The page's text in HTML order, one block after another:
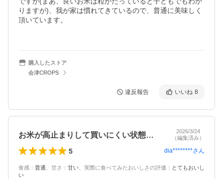
りますが)、我が家は慣れてきているので、普通に美味しく
頂いています。
購入したストア
会津CROPS
違反報告 いいね 8
お米が高止まりして買いにくい状態が続き…
2026/3/24
（編集済み）
5 dia********さん
食感 ： 普通 甘さ ： 甘い 実際に食べてみたおいしさの評価 ： とてもおいし
い